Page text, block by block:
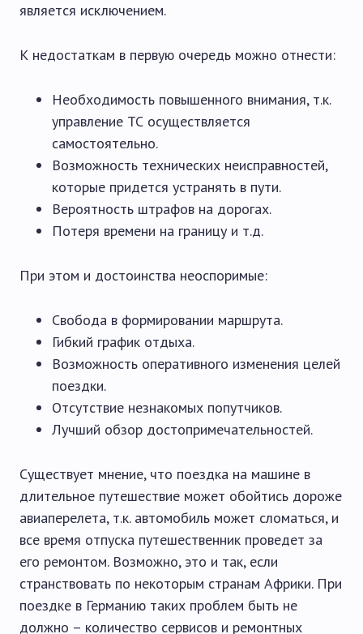
является исключением.
К недостаткам в первую очередь можно отнести:
Необходимость повышенного внимания, т.к.
управление ТС осуществляется
самостоятельно.
Возможность технических неисправностей,
которые придется устранять в пути.
Вероятность штрафов на дорогах.
Потеря времени на границу и т.д.
При этом и достоинства неоспоримые:
Свобода в формировании маршрута.
Гибкий график отдыха.
Возможность оперативного изменения целей
поездки.
Отсутствие незнакомых попутчиков.
Лучший обзор достопримечательностей.
Существует мнение, что поездка на машине в
длительное путешествие может обойтись дороже
авиаперелета, т.к. автомобиль может сломаться, и
все время отпуска путешественник проведет за
его ремонтом. Возможно, это и так, если
странствовать по некоторым странам Африки. При
поездке в Германию таких проблем быть не
должно – количество сервисов и ремонтных